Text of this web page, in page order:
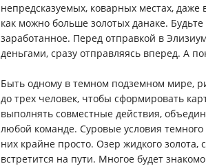
непредсказуемых, коварных местах,
как можно больше золотых данаке.
заработанное. Перед отправкой в
деньгами, сразу отправляясь вперед. А
Быть одному в темном подземном мире,
до трех человек, чтобы сформировать
выполнять совместные действия,
любой команде. Суровые условия
них крайне просто. Озер жидкого
встретится на пути. Многое будет